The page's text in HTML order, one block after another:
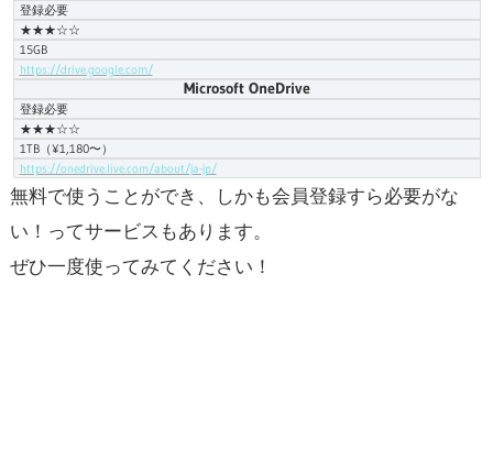
登録必要
★★★☆☆
15GB
https://drive.google.com/
Microsoft OneDrive
登録必要
★★★☆☆
1TB（¥1,180〜）
https://onedrive.live.com/about/ja-jp/
無料で使うことができ、しかも会員登録すら必要がな
い！ってサービスもあります。
ぜひ一度使ってみてください！